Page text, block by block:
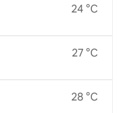
24 °C
27 °C
28 °C